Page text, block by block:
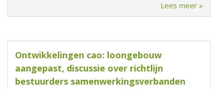
Lees meer »
Ontwikkelingen cao: loongebouw
aangepast, discussie over richtlijn
bestuurders samenwerkingsverbanden